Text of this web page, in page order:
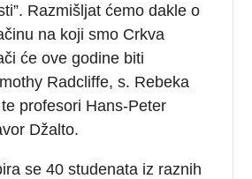
Razmišljat ćemo dakle o
na koji smo Crkva
će ove godine biti
Radcliffe, s. Rebeka
profesori Hans-Peter
Džalto.
se 40 studenata iz raznih